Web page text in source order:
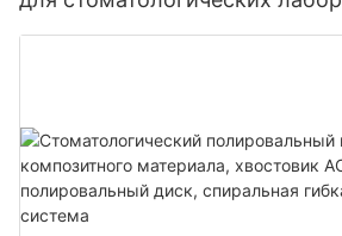
стоматологическое